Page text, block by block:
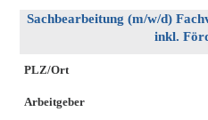
Sachbearbeitung (m/w/d)
inkl.
PLZ/Ort
Arbeitgeber